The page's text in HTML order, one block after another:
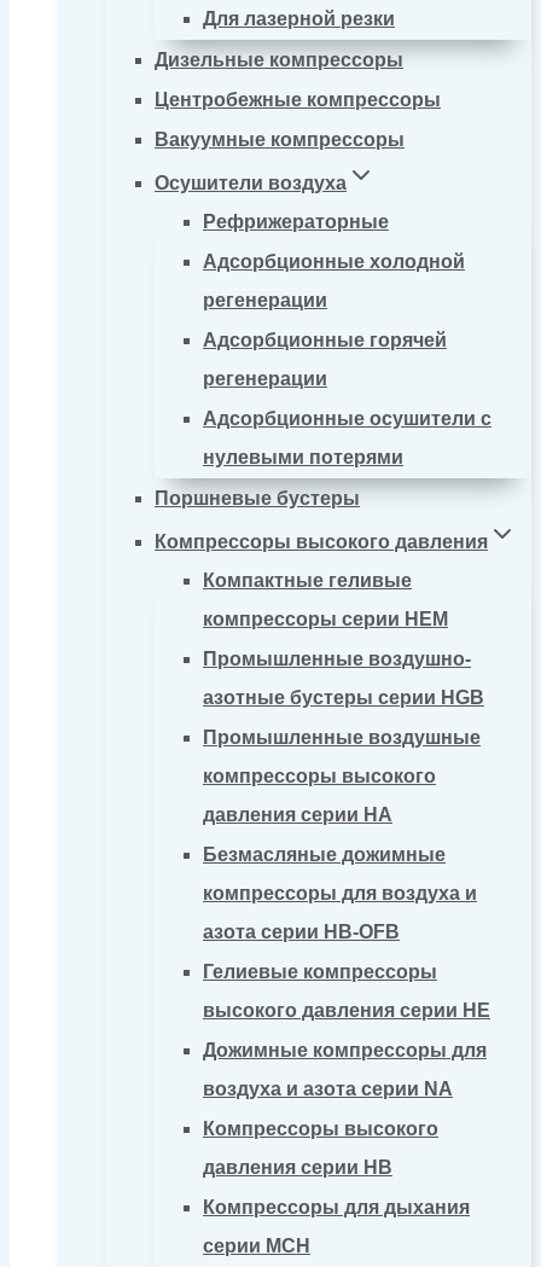
Для лазерной резки
Дизельные компрессоры
Центробежные компрессоры
Вакуумные компрессоры
Осушители воздуха
Рефрижераторные
Адсорбционные холодной
регенерации
Адсорбционные горячей
регенерации
Адсорбционные осушители с
нулевыми потерями
Поршневые бустеры
Компрессоры высокого давления
Компактные геливые
компрессоры серии HEM
Промышленные воздушно-
азотные бустеры серии HGB
Промышленные воздушные
компрессоры высокого
давления серии HA
Безмасляные дожимные
компрессоры для воздуха и
азота серии HB-OFB
Гелиевые компрессоры
высокого давления серии HE
Дожимные компрессоры для
воздуха и азота серии NA
Компрессоры высокого
давления серии HB
Компрессоры для дыхания
серии MCH